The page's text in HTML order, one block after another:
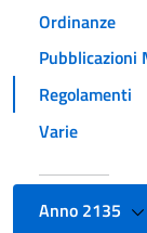
Ordinanze
Pubblicazioni
Regolamenti
Varie
Anno 2135